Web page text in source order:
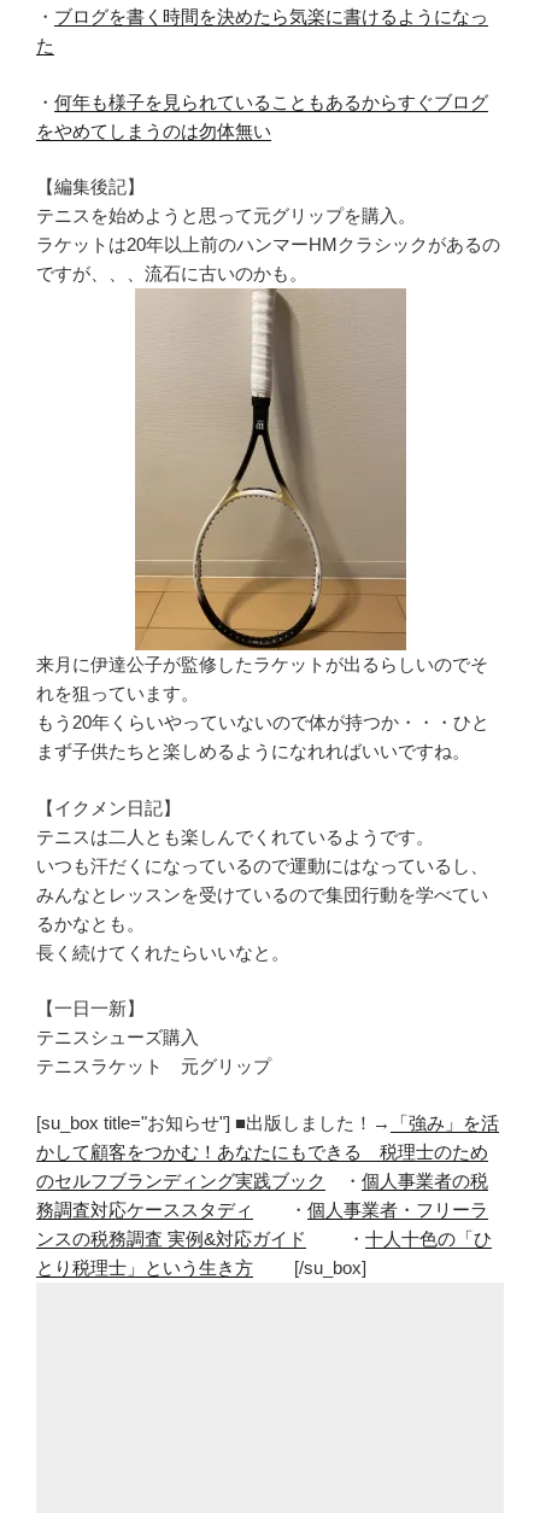
・ ブログを書く時間を決めたら気楽に書けるようになっ
た
・ 何年も様子を見られていることもあるからすぐブログ
をやめてしまうのは勿体無い
【編集後記】
テニスを始めようと思って元グリップを購入。
ラケットは20年以上前のハンマーHMクラシックがあるの
ですが、、、流石に古いのかも。
来月に伊達公子が監修したラケットが出るらしいのでそ
れを狙っています。
もう20年くらいやっていないので体が持つか・・・ひと
まず子供たちと楽しめるようになれればいいですね。
【イクメン日記】
テニスは二人とも楽しんでくれているようです。
いつも汗だくになっているので運動にはなっているし、
みんなとレッスンを受けているので集団行動を学べてい
るかなとも。
長く続けてくれたらいいなと。
【一日一新】
テニスシューズ購入
テニスラケット 元グリップ
[su_box title="お知らせ"] ■出版しました！→
「強み」を活
かして顧客をつかむ！あなたにもできる 税理士のため
のセルフブランディング実践ブック
・ 個人事業者の税
務調査対応ケーススタディ
・ 個人事業者・フリーラ
ンスの税務調査 実例&対応ガイド
・ 十人十色の「ひ
とり税理士」という生き方 [/su_box]